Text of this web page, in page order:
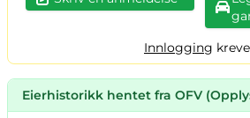
Innlogging
Eierhistorikk hentet fra OFV